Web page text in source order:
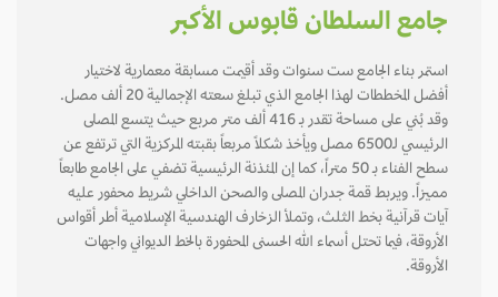
جامع السلطان قابوس الأكبر
استمر بناء الجامع ست سنوات وقد أقيمت مسابقة معمارية لاختيار
أفضل المخططات لهذا الجامع الذي تبلغ سعته الإجمالية 20 ألف مصل.
وقد بُني على مساحة تقدر بـ 416 ألف متر مربع حيث يتسع المصلى
الرئيسي لـ6500 مصل ويأخذ شكلاً مربعاً بقبته المركزية التي ترتفع عن
سطح الفناء بـ 50 متراً، كما إن المئذنة الرئيسية تضفي على الجامع طابعاً
مميزاً. ويربط قمة جدران المصلى والصحن الداخلي شريط محفور عليه
آيات قرآنية بخط الثلث، وتملأ الزخارف الهندسية الإسلامية أطر أقواس
الأروقة، فيما تحتل أسماء الله الحسنى المحفورة بالخط الديواني واجهات
الأروقة.